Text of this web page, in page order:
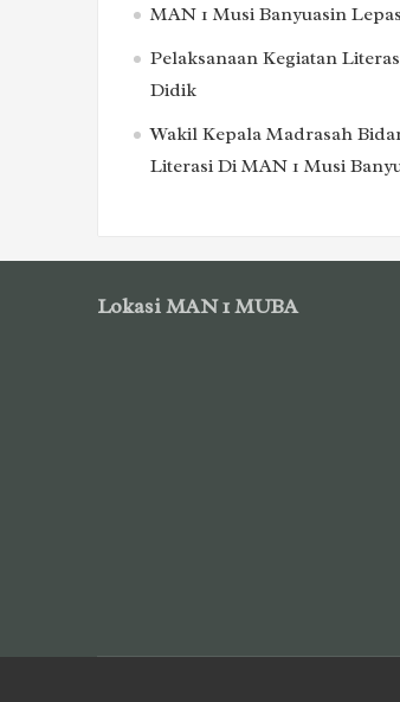
MAN 1 Musi Banyuasin
Pelaksanaan Kegiatan
Didik
Wakil Kepala Madrasah
Literasi Di MAN 1 Musi
Lokasi MAN 1 MUBA